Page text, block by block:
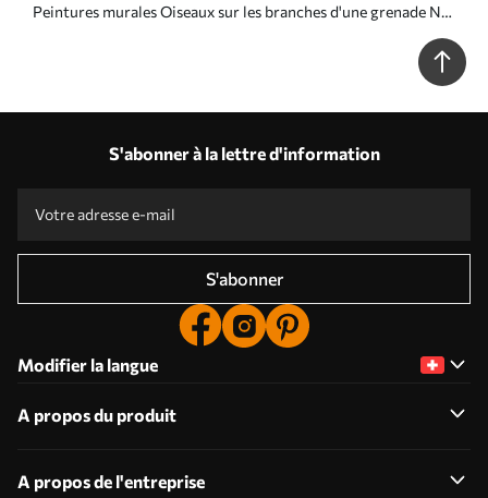
Peintures murales Oiseaux sur les branches d'une grenade Nr.
S'abonner à la lettre d'information
S'abonner
Modifier la langue
A propos du produit
A propos de l'entreprise